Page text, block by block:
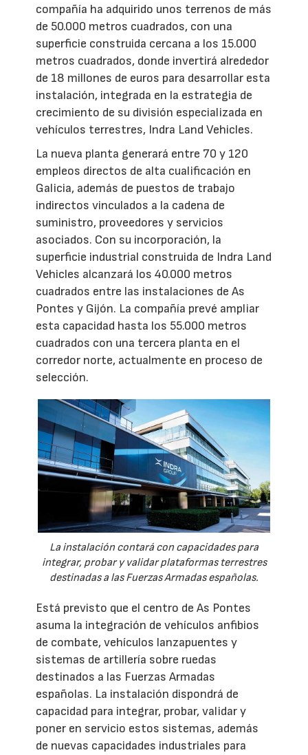
compañía ha adquirido unos terrenos de más
de 50.000 metros cuadrados, con una
superficie construida cercana a los 15.000
metros cuadrados, donde invertirá alrededor
de 18 millones de euros para desarrollar esta
instalación, integrada en la estrategia de
crecimiento de su división especializada en
vehículos terrestres, Indra Land Vehicles.
La nueva planta generará entre 70 y 120
empleos directos de alta cualificación en
Galicia, además de puestos de trabajo
indirectos vinculados a la cadena de
suministro, proveedores y servicios
asociados. Con su incorporación, la
superficie industrial construida de Indra Land
Vehicles alcanzará los 40.000 metros
cuadrados entre las instalaciones de As
Pontes y Gijón. La compañía prevé ampliar
esta capacidad hasta los 55.000 metros
cuadrados con una tercera planta en el
corredor norte, actualmente en proceso de
selección.
La instalación contará con capacidades para
integrar, probar y validar plataformas terrestres
destinadas a las Fuerzas Armadas españolas.
Está previsto que el centro de As Pontes
asuma la integración de vehículos anfibios
de combate, vehículos lanzapuentes y
sistemas de artillería sobre ruedas
destinados a las Fuerzas Armadas
españolas. La instalación dispondrá de
capacidad para integrar, probar, validar y
poner en servicio estos sistemas, además
de nuevas capacidades industriales para